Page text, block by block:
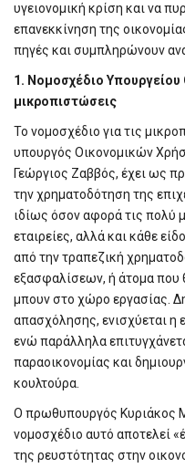
υγειονομική κρίση και να
επανεκκίνηση της
πηγές και συμπληρώνουν
1. Νομοσχέδιο Υπουργείου
μικροπιστώσεις
Το νομοσχέδιο για τις
υπουργός Οικονομικών
Γεώργιος Ζαββός, έχει ως
την χρηματοδότηση της
ιδίως όσον αφορά τις πολύ
εταιρείες, αλλά και κάθε
από την τραπεζική
εξασφαλίσεων, ή άτομα που
μπουν στο χώρο εργασίας.
απασχόλησης, ενισχύεται η
ενώ παράλληλα
παραοικονομίας και
κουλτούρα.
Ο πρωθυπουργός Κυριάκος
νομοσχέδιο αυτό αποτελεί
της ρευστότητας στην